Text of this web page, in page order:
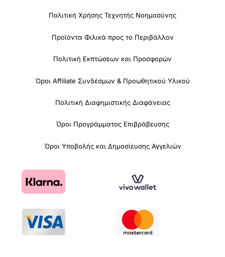
Πολιτική Χρήσης Τεχνητής Νοημοσύνης
Προϊόντα Φιλικά προς το Περιβάλλον
Πολιτική Εκπτώσεων και Προσφορών
Όροι Affiliate Συνδέσμων & Προωθητικού Υλικού
Πολιτική Διαφημιστικής Διαφάνειας
Όροι Προγράμματος Επιβράβευσης
Όροι Υποβολής και Δημοσίευσης Αγγελιών